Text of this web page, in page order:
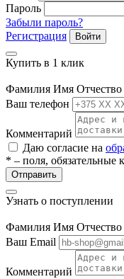
Пароль
Забыли пароль?
Регистрация
Войти
Купить в 1 клик
Фамилия Имя Отчество
Ваш телефон
Комментарий
Даю согласие на
* – поля, обязательные
Отправить
Узнать о поступлении
Фамилия Имя Отчество
Ваш Email
Комментарий